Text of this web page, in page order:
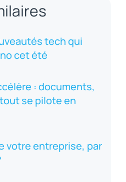
tech qui
cet été
: documents,
se pilote en
votre entreprise, par